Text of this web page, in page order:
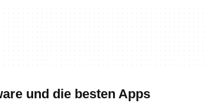
und die besten Apps